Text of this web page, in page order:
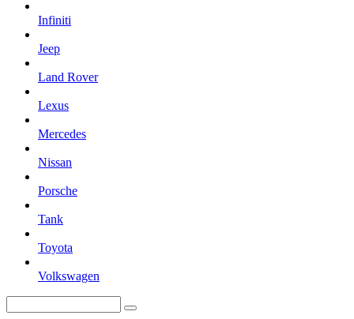
Infiniti
Jeep
Land Rover
Lexus
Mercedes
Nissan
Porsche
Tank
Toyota
Volkswagen